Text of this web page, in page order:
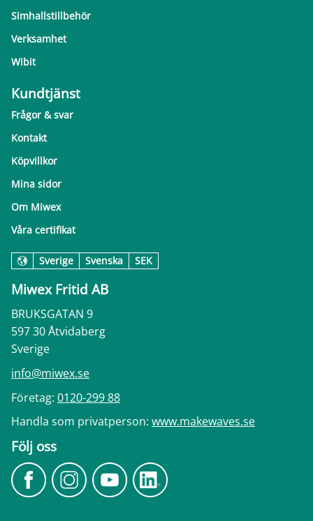
Simhallstillbehör
Verksamhet
Wibit
Kundtjänst
Frågor & svar
Kontakt
Köpvillkor
Mina sidor
Om Miwex
Våra certifikat
Sverige Svenska SEK
Miwex Fritid AB
BRUKSGATAN 9
597 30 Åtvidaberg
Sverige
info@miwex.se
Företag: 0120-299 88
Handla som privatperson: www.makewaves.se
Följ oss